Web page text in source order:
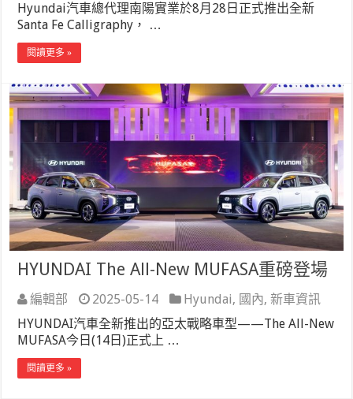
Hyundai汽車總代理南陽實業於8月28日正式推出全新
Santa Fe Calligraphy， …
閱讀更多 »
HYUNDAI The All-New MUFASA重磅登場
編輯部 2025-05-14 Hyundai, 國內,新車資訊
HYUNDAI汽車全新推出的亞太戰略車型——The All-New
MUFASA今日(14日)正式上 …
閱讀更多 »